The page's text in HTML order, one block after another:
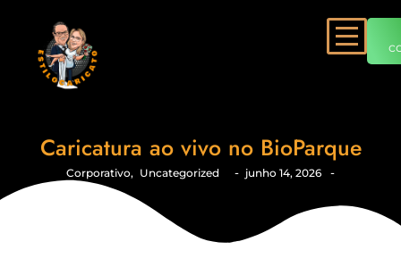
Caricatura ao vivo no BioParque
Corporativo, Uncategorized - junho 14, 2026 -